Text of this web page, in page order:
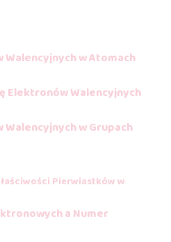
w Atomach
Elektronów Walencyjnych
w Grupach
Pierwiastków w
a Numer